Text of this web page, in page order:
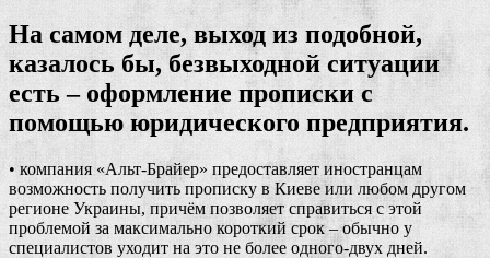
На самом деле, выход из подобной,
казалось бы, безвыходной ситуации
есть – оформление прописки с
помощью юридического предприятия.
• компания «Альт-Брайер» предоставляет иностранцам
возможность получить прописку в Киеве или любом другом
регионе Украины, причём позволяет справиться с этой
проблемой за максимально короткий срок – обычно у
специалистов уходит на это не более одного-двух дней.